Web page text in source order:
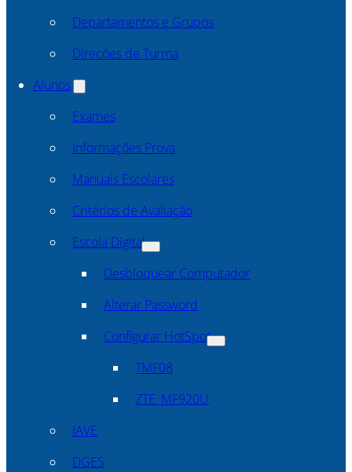
Departamentos e Grupos
Direcões de Turma
Alunos
Exames
Informações Prova
Manuais Escolares
Critérios de Avaliação
Escola Digital
Desbloquear Computador
Alterar Password
Configurar HotSpot
TMF08
ZTE_MF920U
IAVE
DGES